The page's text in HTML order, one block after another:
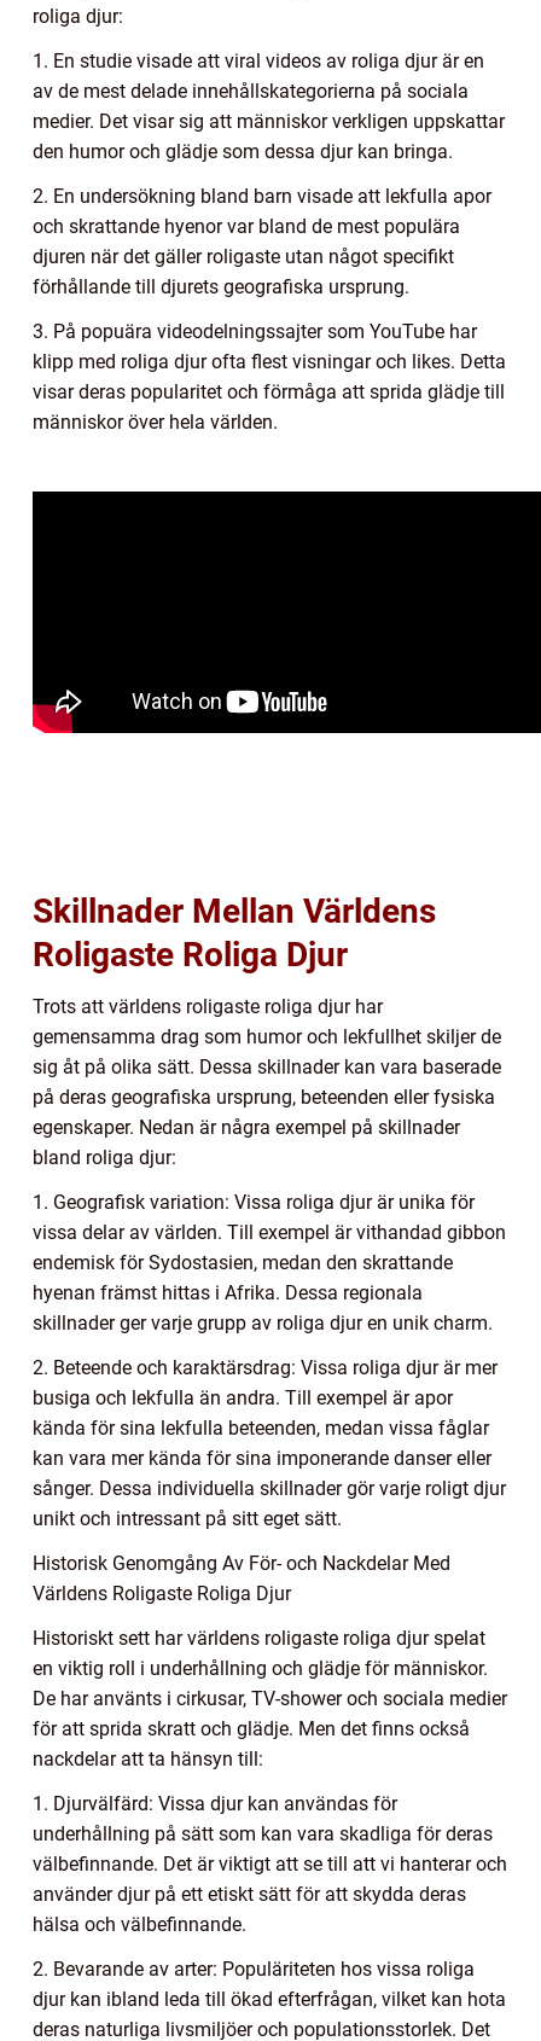
roliga djur:
1. En studie visade att viral videos av roliga djur är en
av de mest delade innehållskategorierna på sociala
medier. Det visar sig att människor verkligen uppskattar
den humor och glädje som dessa djur kan bringa.
2. En undersökning bland barn visade att lekfulla apor
och skrattande hyenor var bland de mest populära
djuren när det gäller roligaste utan något specifikt
förhållande till djurets geografiska ursprung.
3. På popuära videodelningssajter som YouTube har
klipp med roliga djur ofta flest visningar och likes. Detta
visar deras popularitet och förmåga att sprida glädje till
människor över hela världen.
Skillnader Mellan Världens
Roligaste Roliga Djur
Trots att världens roligaste roliga djur har
gemensamma drag som humor och lekfullhet skiljer de
sig åt på olika sätt. Dessa skillnader kan vara baserade
på deras geografiska ursprung, beteenden eller fysiska
egenskaper. Nedan är några exempel på skillnader
bland roliga djur:
1. Geografisk variation: Vissa roliga djur är unika för
vissa delar av världen. Till exempel är vithandad gibbon
endemisk för Sydostasien, medan den skrattande
hyenan främst hittas i Afrika. Dessa regionala
skillnader ger varje grupp av roliga djur en unik charm.
2. Beteende och karaktärsdrag: Vissa roliga djur är mer
busiga och lekfulla än andra. Till exempel är apor
kända för sina lekfulla beteenden, medan vissa fåglar
kan vara mer kända för sina imponerande danser eller
sånger. Dessa individuella skillnader gör varje roligt djur
unikt och intressant på sitt eget sätt.
Historisk Genomgång Av För- och Nackdelar Med
Världens Roligaste Roliga Djur
Historiskt sett har världens roligaste roliga djur spelat
en viktig roll i underhållning och glädje för människor.
De har använts i cirkusar, TV-shower och sociala medier
för att sprida skratt och glädje. Men det finns också
nackdelar att ta hänsyn till:
1. Djurvälfärd: Vissa djur kan användas för
underhållning på sätt som kan vara skadliga för deras
välbefinnande. Det är viktigt att se till att vi hanterar och
använder djur på ett etiskt sätt för att skydda deras
hälsa och välbefinnande.
2. Bevarande av arter: Populäriteten hos vissa roliga
djur kan ibland leda till ökad efterfrågan, vilket kan hota
deras naturliga livsmiljöer och populationsstorlek. Det